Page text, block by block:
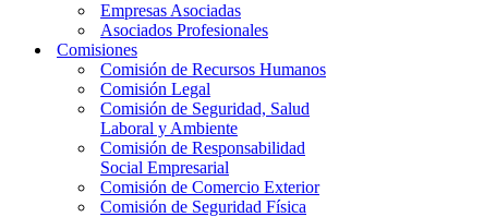
Empresas Asociadas
Asociados Profesionales
Comisiones
Comisión de Recursos Humanos
Comisión Legal
Comisión de Seguridad, Salud
Laboral y Ambiente
Comisión de Responsabilidad
Social Empresarial
Comisión de Comercio Exterior
Comisión de Seguridad Física